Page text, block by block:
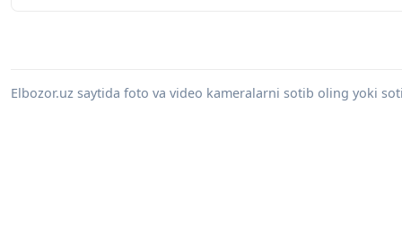
Elbozor.uz saytida foto va video kameralarni sotib oling yoki